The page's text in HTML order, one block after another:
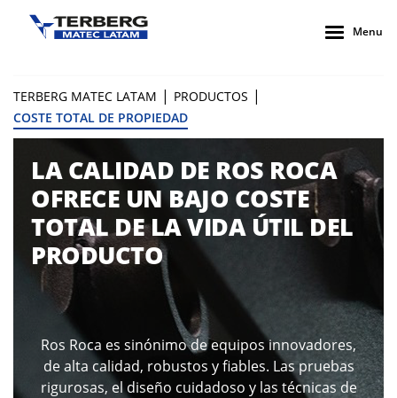
Menu
TERBERG MATEC LATAM | PRODUCTOS |
COSTE TOTAL DE PROPIEDAD
LA CALIDAD DE ROS ROCA
OFRECE UN BAJO COSTE
TOTAL DE LA VIDA ÚTIL DEL
PRODUCTO
Ros Roca es sinónimo de equipos innovadores,
de alta calidad, robustos y fiables. Las pruebas
rigurosas, el diseño cuidadoso y las técnicas de